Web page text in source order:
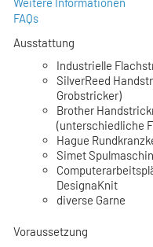
FAQs
Ausstattung
Industrielle
SilverReed
Grobstricker)
Brother
(unterschiedliche
Hague
Simet
DesignaKnit
diverse Garne
Voraussetzung